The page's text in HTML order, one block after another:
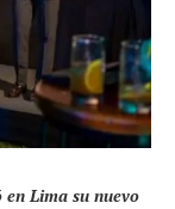
Lima su nuevo